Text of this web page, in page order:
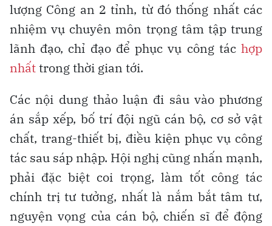
lượng Công an 2 tỉnh, từ đó thống nhất các
nhiệm vụ chuyên môn trọng tâm tập trung
lãnh đạo, chỉ đạo để phục vụ công tác hợp
nhấttrong thời gian tới.
Các nội dung thảo luận đi sâu vào phương
án sắp xếp, bố trí đội ngũ cán bộ, cơ sở vật
chất, trang-thiết bị, điều kiện phục vụ công
tác sau sáp nhập. Hội nghị cũng nhấn mạnh,
phải đặc biệt coi trọng, làm tốt công tác
chính trị tư tưởng, nhất là nắm bắt tâm tư,
nguyện vọng của cán bộ, chiến sĩ để động